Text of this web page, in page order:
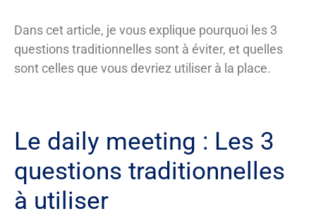
Dans cet article, je vous explique pourquoi les 3
questions traditionnelles sont à éviter, et quelles
sont celles que vous devriez utiliser à la place.
Le daily meeting : Les 3
questions traditionnelles
à utiliser